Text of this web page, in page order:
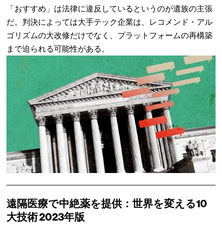
「おすすめ」は法律に違反しているというのが遺族の主張
だ。判決によっては大手テック企業は、レコメンド・アル
ゴリズムの大改修だけでなく、プラットフォームの再構築
まで迫られる可能性がある。
遠隔医療で中絶薬を提供：世界を変える10
大技術 2023年版